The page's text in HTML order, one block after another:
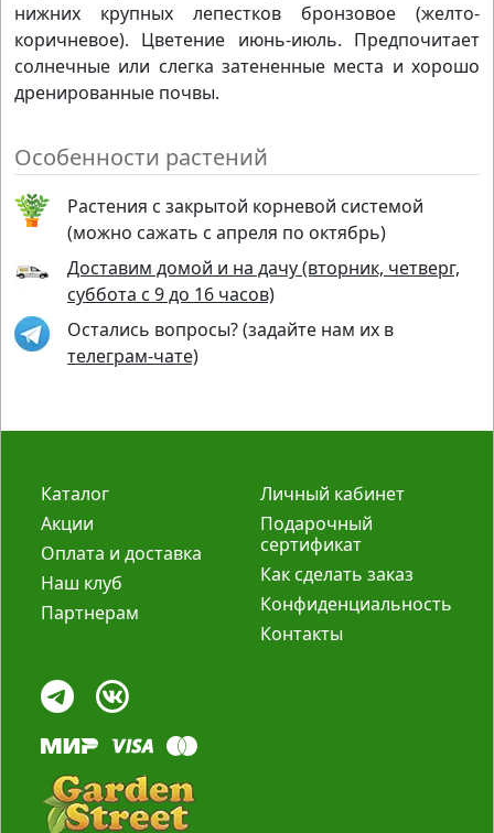
нижних крупных лепестков бронзовое (желто-
коричневое). Цветение июнь-июль. Предпочитает
солнечные или слегка затененные места и хорошо
дренированные почвы.
Особенности растений
Растения с закрытой корневой системой
(можно сажать с апреля по октябрь)
Доставим домой и на дачу (вторник, четверг,
суббота с 9 до 16 часов)
Остались вопросы? (задайте нам их в
телеграм-чате)
Каталог
Акции
Оплата и доставка
Наш клуб
Партнерам
Личный кабинет
Подарочный
сертификат
Как сделать заказ
Конфиденциальность
Контакты